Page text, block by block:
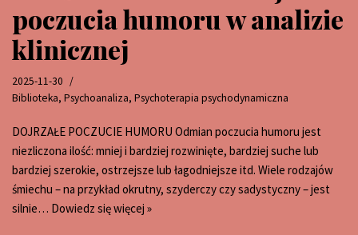
poczucia humoru w analizie
klinicznej
2025-11-30
Biblioteka, Psychoanaliza, Psychoterapia psychodynamiczna
DOJRZAŁE POCZUCIE HUMORU Odmian poczucia humoru jest
niezliczona ilość: mniej i bardziej rozwinięte, bardziej suche lub
bardziej szerokie, ostrzejsze lub łagodniejsze itd. Wiele rodzajów
śmiechu – na przykład okrutny, szyderczy czy sadystyczny – jest
silnie… Dowiedz się więcej »